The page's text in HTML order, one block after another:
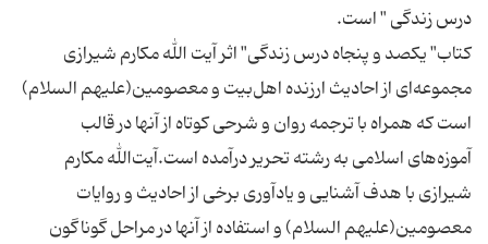
کتاب" یکصد و پنجاه درس زندگی" اثر آیت الله مکارم شیرازی
مجموعه‌ای از احادیث ارزنده اهل‌بیت و معصومین(علیهم السلام)
است که همراه با ترجمه روان و شرحی کوتاه از آنها در قالب
آموزه‌های اسلامی به رشته تحریر درآمده ‌است.آیت‌الله‌ مکارم
شیرازی با هدف آشنایی و یادآوری برخی از احادیث و روایات
معصومین(علیهم السلام) و استفاده از آنها در مراحل گوناگون